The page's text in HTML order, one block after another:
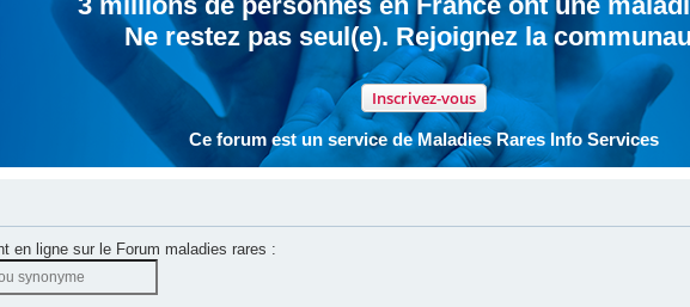
Ne restez pas seul(e). Rejoignez la
Inscrivez-vous
Ce forum est un service de Maladies Rares Info Services
en ligne sur le Forum maladies rares :